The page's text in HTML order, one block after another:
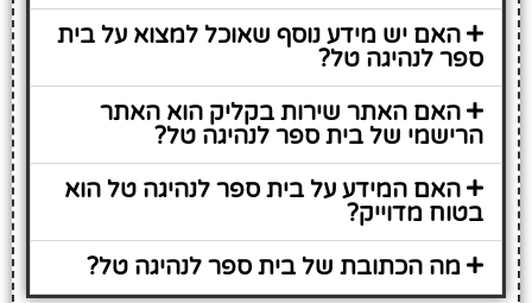
האם יש מידע נוסף שאוכל למצוא על בית
ספר לנהיגה טל?
האם האתר שירות בקליק הוא האתר
הרישמי של בית ספר לנהיגה טל?
האם המידע על בית ספר לנהיגה טל הוא
בטוח מדוייק?
מה הכתובת של בית ספר לנהיגה טל?